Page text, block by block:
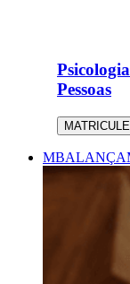
Pessoas
MBA